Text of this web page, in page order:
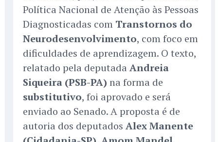
Política Nacional de Atenção às Pessoas
Diagnosticadas com Transtornos do
Neurodesenvolvimento, com foco em
dificuldades de aprendizagem. O texto,
relatado pela deputada Andreia
Siqueira (PSB-PA) na forma de
substitutivo, foi aprovado e será
enviado ao Senado. A proposta é de
autoria dos deputados Alex Manente